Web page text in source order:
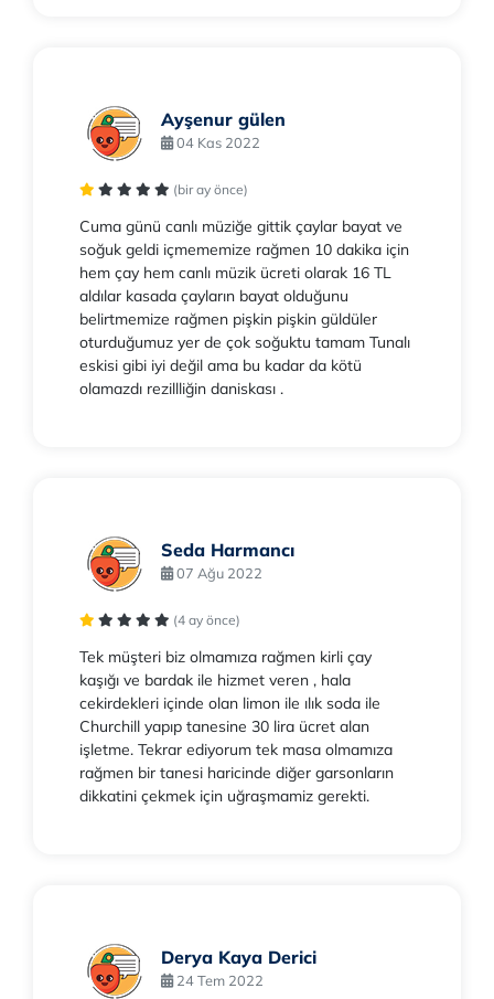
Ayşenur gülen
04 Kas 2022
(bir ay önce)
Cuma günü canlı müziğe gittik çaylar bayat ve
soğuk geldi içmememize rağmen 10 dakika için
hem çay hem canlı müzik ücreti olarak 16 TL
aldılar kasada çayların bayat olduğunu
belirtmemize rağmen pişkin pişkin güldüler
oturduğumuz yer de çok soğuktu tamam Tunalı
eskisi gibi iyi değil ama bu kadar da kötü
olamazdı rezillliğin daniskası .
Seda Harmancı
07 Ağu 2022
(4 ay önce)
Tek müşteri biz olmamıza rağmen kirli çay
kaşığı ve bardak ile hizmet veren , hala
cekirdekleri içinde olan limon ile ılık soda ile
Churchill yapıp tanesine 30 lira ücret alan
işletme. Tekrar ediyorum tek masa olmamıza
rağmen bir tanesi haricinde diğer garsonların
dikkatini çekmek için uğraşmamiz gerekti.
Derya Kaya Derici
24 Tem 2022